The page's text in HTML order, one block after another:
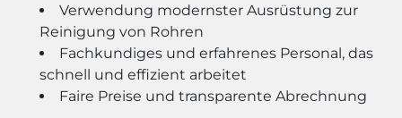
Verwendung modernster Ausrüstung zur
Reinigung von Rohren
Fachkundiges und erfahrenes Personal, das
schnell und effizient arbeitet
Faire Preise und transparente Abrechnung